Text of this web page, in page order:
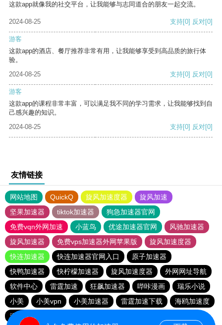
这款app就像我的社交平台，让我能够与志同道合的朋友一起交流。
2024-08-25 支持[0] 反对[0]
游客
这款app的酒店、餐厅推荐非常有用，让我能够享受到高品质的旅行体
验。
2024-08-25
支持[0] 反对[0]
游客
这款app的课程非常丰富，可以满足我不同的学习需求，让我能够找到自
己感兴趣的知识。
2024-08-25
支持[0] 反对[0]
友情链接
网站地图 QuickQ 旋风加速度器
旋风加速
坚果加速器
tiktok加速器
狗急加速器官网
免费vqn外网加速
小蓝鸟 优途加速器官网
风驰加速器
旋风加速器
免费vps加速器外网苹果版
旋风加速度器
快连加速器
快连加速器官网入口
原子加速器
快鸭加速器
快柠檬加速器 旋风加速度器
外网网址导航
软件中心
雷霆加速 狂飙加速器 哔咔漫画
瑞乐小说
小美
小美vpn 小美加速器 雷霆加速下载
海鸥加速度
海鸥加速器下载